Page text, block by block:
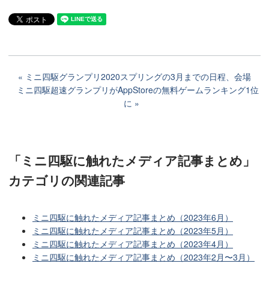
ミニ四駆グランプリ2020スプリングの3月までの日程、会場
ミニ四駆超速グランプリがAppStoreの無料ゲームランキング1位
に
「ミニ四駆に触れたメディア記事まとめ」
カテゴリの関連記事
ミニ四駆に触れたメディア記事まとめ（2023年6月）
ミニ四駆に触れたメディア記事まとめ（2023年5月）
ミニ四駆に触れたメディア記事まとめ（2023年4月）
ミニ四駆に触れたメディア記事まとめ（2023年2月〜3月）